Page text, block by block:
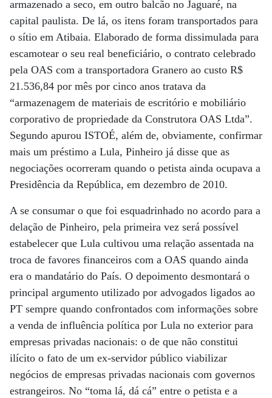
armazenado a seco, em outro balcão no Jaguaré, na
capital paulista. De lá, os itens foram transportados para
o sítio em Atibaia. Elaborado de forma dissimulada para
escamotear o seu real beneficiário, o contrato celebrado
pela OAS com a transportadora Granero ao custo R$
21.536,84 por mês por cinco anos tratava da
“armazenagem de materiais de escritório e mobiliário
corporativo de propriedade da Construtora OAS Ltda”.
Segundo apurou ISTOÉ, além de, obviamente, confirmar
mais um préstimo a Lula, Pinheiro já disse que as
negociações ocorreram quando o petista ainda ocupava a
Presidência da República, em dezembro de 2010.
A se consumar o que foi esquadrinhado no acordo para a
delação de Pinheiro, pela primeira vez será possível
estabelecer que Lula cultivou uma relação assentada na
troca de favores financeiros com a OAS quando ainda
era o mandatário do País. O depoimento desmontará o
principal argumento utilizado por advogados ligados ao
PT sempre quando confrontados com informações sobre
a venda de influência política por Lula no exterior para
empresas privadas nacionais: o de que não constitui
ilícito o fato de um ex-servidor público viabilizar
negócios de empresas privadas nacionais com governos
estrangeiros. No “toma lá, dá cá” entre o petista e a